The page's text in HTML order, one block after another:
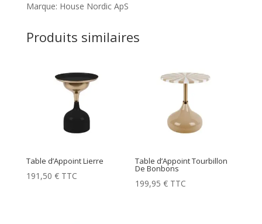
Marque: House Nordic ApS
Produits similaires
Table d’Appoint Lierre
191,50 € TTC
Table d’Appoint Tourbillon
De Bonbons
199,95€ TTC